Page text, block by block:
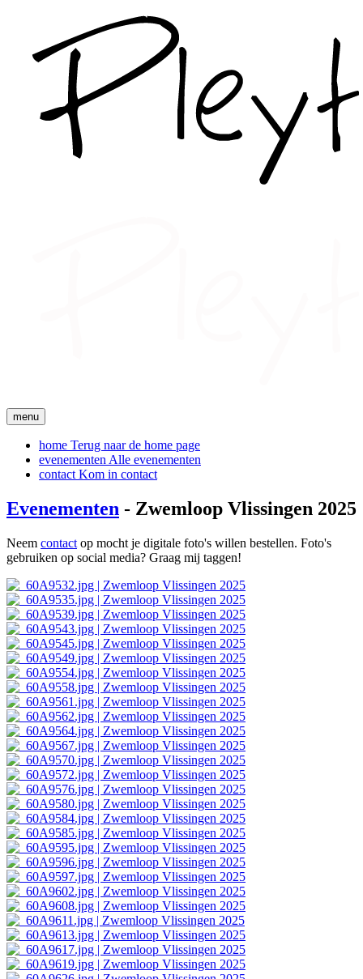
menu
home Terug naar de home page
evenementen Alle evenementen
contact Kom in contact
Evenementen - Zwemloop Vlissingen 2025
Neem contact op mocht je digitale foto's willen bestellen. Foto's
gebruiken op social media? Graag mij taggen!